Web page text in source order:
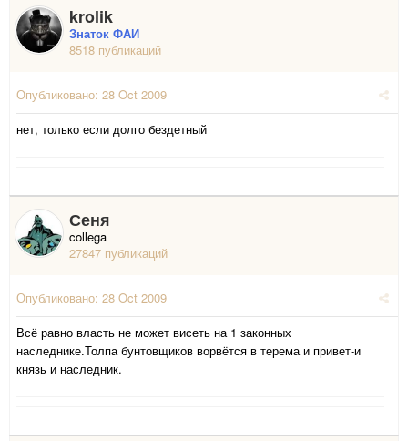
krolik
Знаток ФАИ
8518 публикаций
Опубликовано: 28 Oct 2009
нет, только если долго бездетный
Сеня
collega
27847 публикаций
Опубликовано: 28 Oct 2009
Всё равно власть не может висеть на 1 законных
наследнике.Толпа бунтовщиков ворвётся в терема и привет-и
князь и наследник.